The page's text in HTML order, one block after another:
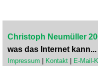
Christoph Neumüller
was das Internet kann...
Impressum Kontakt E-Mail-